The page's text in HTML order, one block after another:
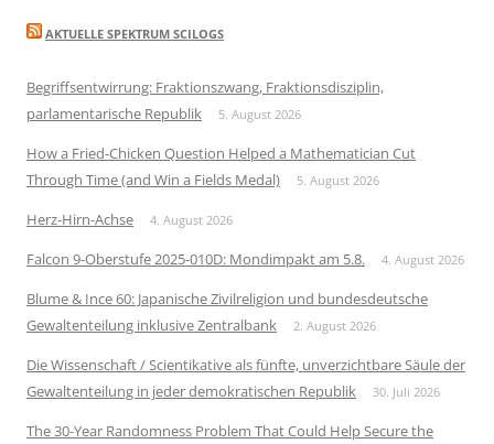
AKTUELLE SPEKTRUM SCILOGS
Begriffsentwirrung: Fraktionszwang, Fraktionsdisziplin,
parlamentarische Republik
5. August 2026
How a Fried-Chicken Question Helped a Mathematician Cut
Through Time (and Win a Fields Medal)
5. August 2026
Herz-Hirn-Achse 4. August 2026
Falcon 9-Oberstufe 2025-010D: Mondimpakt am 5.8. 4. August 2026
Blume & Ince 60: Japanische Zivilreligion und bundesdeutsche
Gewaltenteilung inklusive Zentralbank
2. August 2026
Die Wissenschaft / Scientikative als fünfte, unverzichtbare Säule der
Gewaltenteilung in jeder demokratischen Republik
30. Juli 2026
The 30-Year Randomness Problem That Could Help Secure the